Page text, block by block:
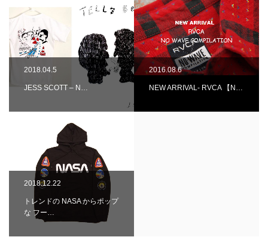
2018.04.5
JESS SCOTT – N…
2016.08.6
NEW ARRIVAL- RVCA 【N…
2018.12.22
トレンドの NASA からポップ
な フー…